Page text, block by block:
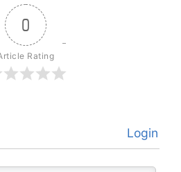
0
Rating
Login